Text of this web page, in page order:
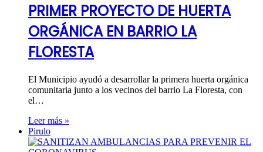
PRIMER PROYECTO DE HUERTA
ORGÁNICA EN BARRIO LA
FLORESTA
El Municipio ayudó a desarrollar la primera huerta orgánica
comunitaria junto a los vecinos del barrio La Floresta, con
el…
Leer más »
Pirulo